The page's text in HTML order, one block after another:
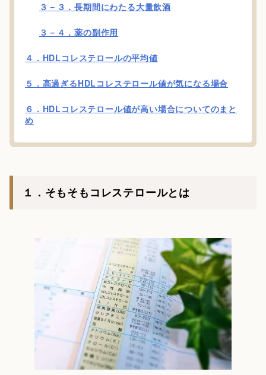
３－３．長期間にわたる大量飲酒
３－４．薬の副作用
４．HDLコレステロールの平均値
５．高過ぎるHDLコレステロール値が気になる場合
６．HDLコレステロール値が高い場合についてのまと
め
１．そもそもコレステロールとは